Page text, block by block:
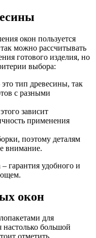
окон пользуется
можно рассчитывать
готового изделия, но
выбора:
тип древесины, так
с разными
зависит
применения
поэтому деталям
внимание.
гарантия удобного и
окон
для
настолько большой